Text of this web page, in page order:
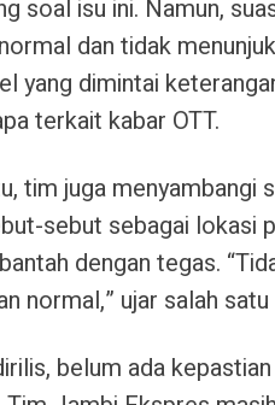
soal isu ini. Namun,
dan tidak
yang dimintai
terkait kabar OTT.
tim juga
sebut sebagai lokasi
dengan tegas.
normal,” ujar salah
belum ada